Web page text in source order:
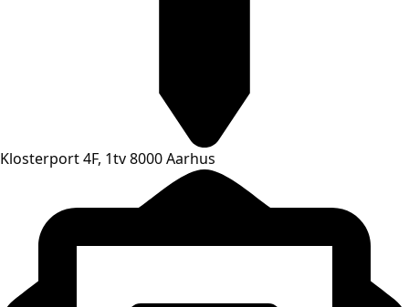
Klosterport 4F, 1tv 8000 Aarhus